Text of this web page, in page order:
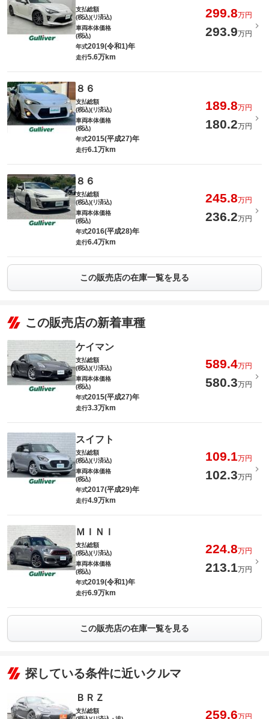
支払総額
(税込)(リ済込)
299.8万円
車両本体価格
(税込)
293.9万円
年式2019(令和1)年
走行5.6万km
８６
支払総額
(税込)(リ済込)
189.8万円
車両本体価格
(税込)
180.2万円
年式2015(平成27)年
走行6.1万km
８６
支払総額
(税込)(リ済込)
245.8万円
車両本体価格
(税込)
236.2万円
年式2016(平成28)年
走行6.4万km
この販売店の在庫一覧を見る
この販売店の新着車種
ケイマン
支払総額
(税込)(リ済込)
589.4万円
車両本体価格
(税込)
580.3万円
年式2015(平成27)年
走行3.3万km
スイフト
支払総額
(税込)(リ済込)
109.1万円
車両本体価格
(税込)
102.3万円
年式2017(平成29)年
走行4.9万km
ＭＩＮＩ
支払総額
(税込)(リ済込)
224.8万円
車両本体価格
(税込)
213.1万円
年式2019(令和1)年
走行6.9万km
この販売店の在庫一覧を見る
探している条件に近いクルマ
ＢＲＺ
支払総額
259.6万円